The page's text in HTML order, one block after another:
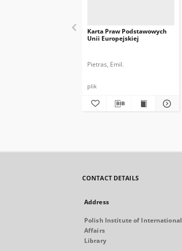
Karta Praw Podstawowych
Unii Europejskiej
Pietras, Emil.
plik
CONTACT DETAILS
Address
Polish Institute of International
Affairs
Library